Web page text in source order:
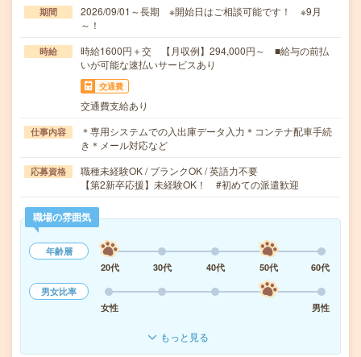
期間
2026/09/01～長期 ※開始日はご相談可能です！ ※9月
～！
時給
時給1600円＋交 【月収例】294,000円～ ■給与の前払
いが可能な速払いサービスあり
交通費
交通費支給あり
仕事内容
＊専用システムでの入出庫データ入力＊コンテナ配車手続
き＊メール対応など
応募資格
職種未経験OK / ブランクOK / 英語力不要
【第2新卒応援】未経験OK！ #初めての派遣歓迎
職場の雰囲気
年齢層
20代
30代 40代 50代
60代
男女比率
女性
男性
もっと見る